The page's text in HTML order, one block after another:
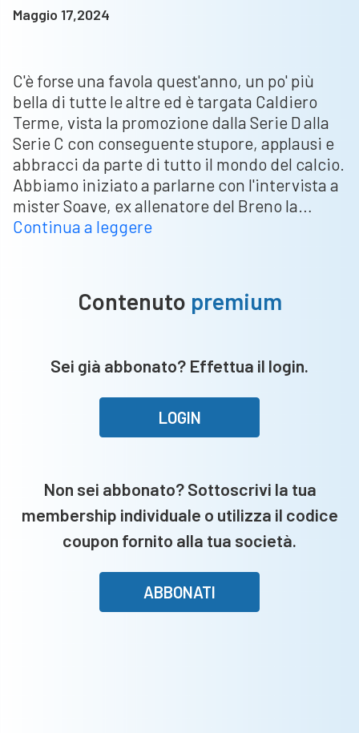
Maggio 17,2024
C'è forse una favola quest'anno, un po' più
bella di tutte le altre ed è targata Caldiero
Terme, vista la promozione dalla Serie D alla
Serie C con conseguente stupore, applausi e
abbracci da parte di tutto il mondo del calcio.
Abbiamo iniziato a parlarne con l'intervista a
mister Soave, ex allenatore del Breno la…
Continua a leggereEsclusiva
Filiciotto:
dedica
a
papà
Contenuto premium
Sei già abbonato? Effettua il login.
LOGIN
Non sei abbonato? Sottoscrivi la tua
membership individuale o utilizza il codice
coupon fornito alla tua società.
ABBONATI